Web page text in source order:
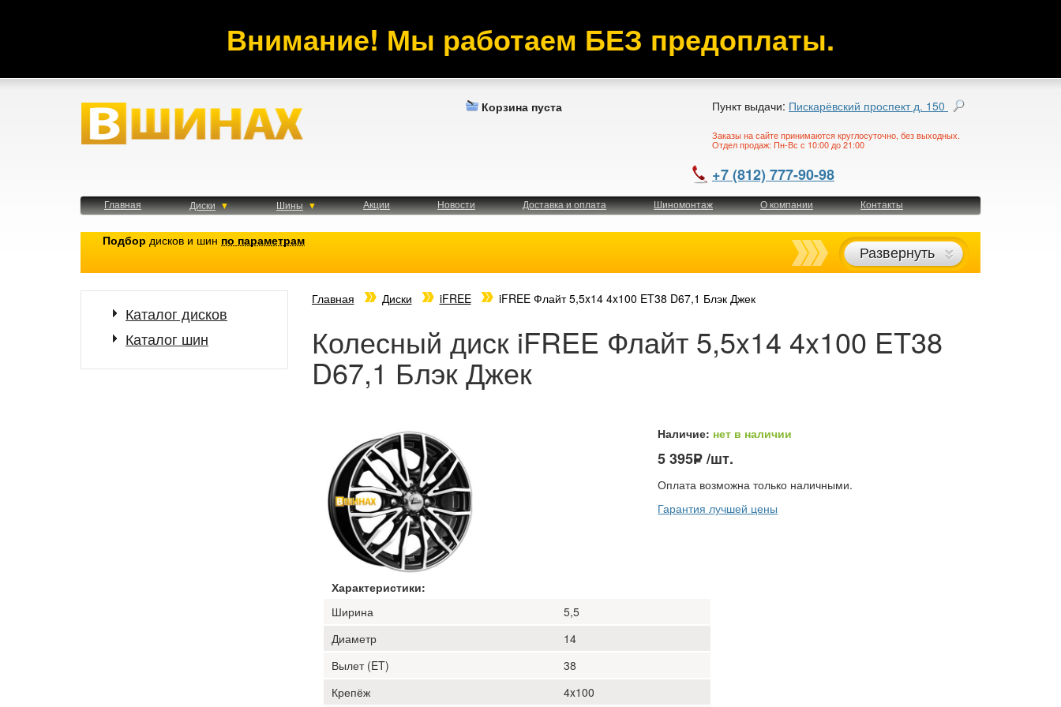
Внимание! Мы работаем БЕЗ предоплаты.
Корзина пуста Пункт выдачи: Пискарёвский проспект д. 150
Заказы на сайте принимаются круглосуточно, без выходных.
Отдел продаж: Пн-Вс с 10:00 до 21:00
+7 (812) 777-90-98
Главная Диски Шины Акции Новости Доставка и оплата Шиномонтаж О компании Контакты
Подбор дисков и шин по параметрам
Развернуть
Каталог дисков
Каталог шин
Главная Диски iFREE iFREE Флайт 5,5x14 4x100 ET38 D67,1 Блэк Джек
Колесный диск iFREE Флайт 5,5x14 4x100 ET38
D67,1 Блэк Джек
Наличие: нет в наличии
5 395−
−
P/шт.
Оплата возможна только наличными.
Гарантия лучшей цены
Характеристики:
Ширина
5,5
Диаметр
14
Вылет (ET)
38
Крепёж
4x100